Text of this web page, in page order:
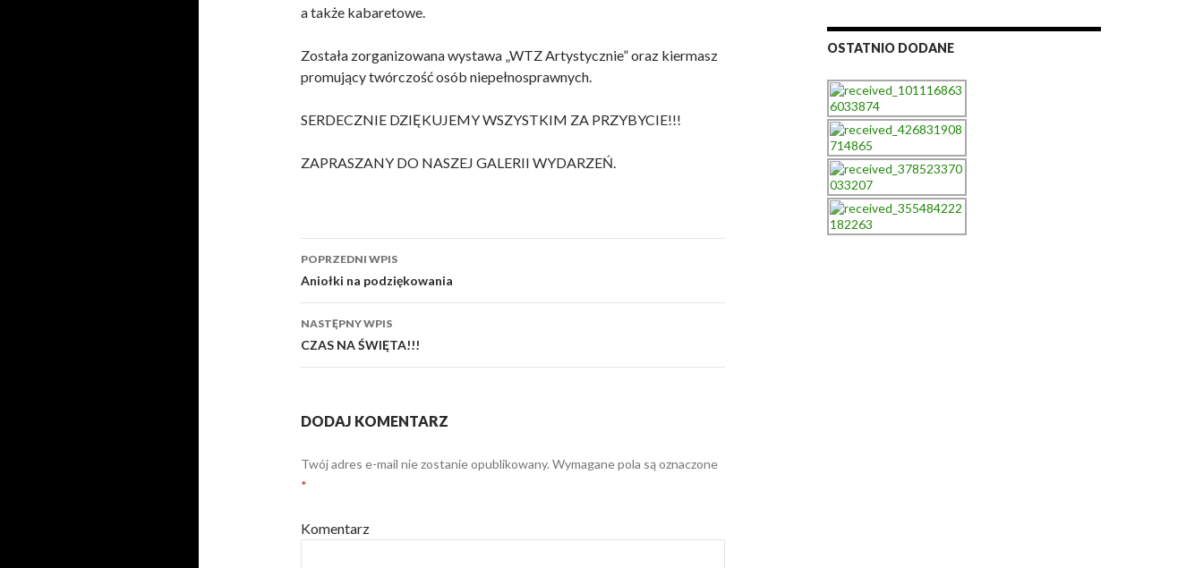
a także kabaretowe.
Została zorganizowana wystawa „WTZ Artystycznie” oraz kiermasz
promujący twórczość osób niepełnosprawnych.
SERDECZNIE DZIĘKUJEMY WSZYSTKIM ZA PRZYBYCIE!!!
ZAPRASZANY DO NASZEJ GALERII WYDARZEŃ.
Zobacz
wpisy
POPRZEDNI WPIS
Aniołki na podziękowania
NASTĘPNY WPIS
CZAS NA ŚWIĘTA!!!
DODAJ KOMENTARZ
Twój adres e-mail nie zostanie opublikowany. Wymagane pola są oznaczone
*
Komentarz
OSTATNIO DODANE